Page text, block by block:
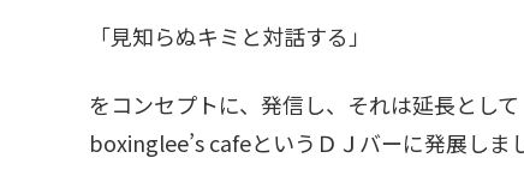
「見知らぬキミと対話する」
をコンセプトに、発信し、それは延長として
boxinglee’s cafeというＤＪバーに発展しま